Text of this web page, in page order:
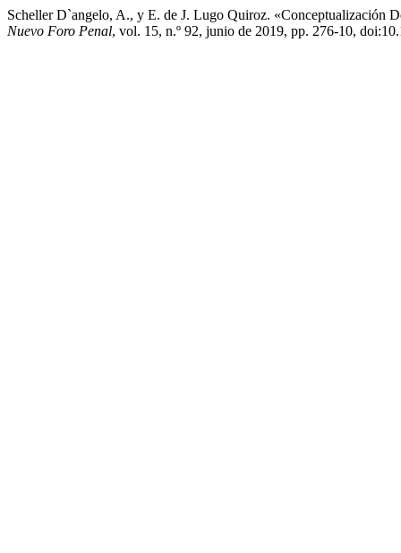
Scheller D`angelo, A., y E. de J. Lugo Quiroz. «Conceptualización
Nuevo Foro Penal, vol. 15, n.º 92, junio de 2019, pp. 276-10,